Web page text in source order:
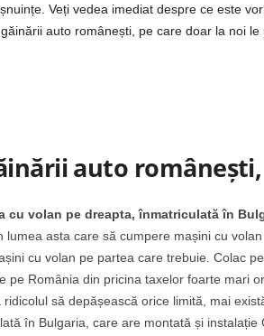
Veți vedea imediat despre ce este
auto românești, pe care doar la noi le
auto
cu volan pe dreapta, înmatriculată în
lumea asta care să cumpere mașini cu
cu volan pe partea care trebuie. Colac
pe România din pricina taxelor foarte mari
ridicolul să depășească orice limită, mai
în Bulgaria, care are montată și instalație